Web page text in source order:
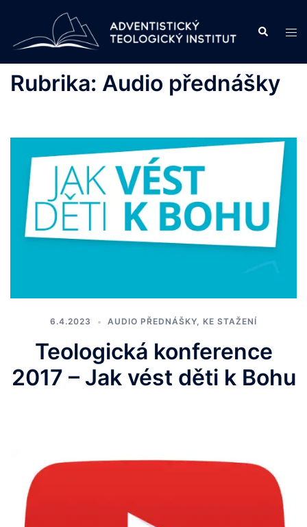
content
Search
Rubrika: Audio přednášky
6.4.2023 AUDIO PŘEDNÁŠKY, KE STAŽENÍ
Teologická konference
2017 – Jak vést děti k Bohu